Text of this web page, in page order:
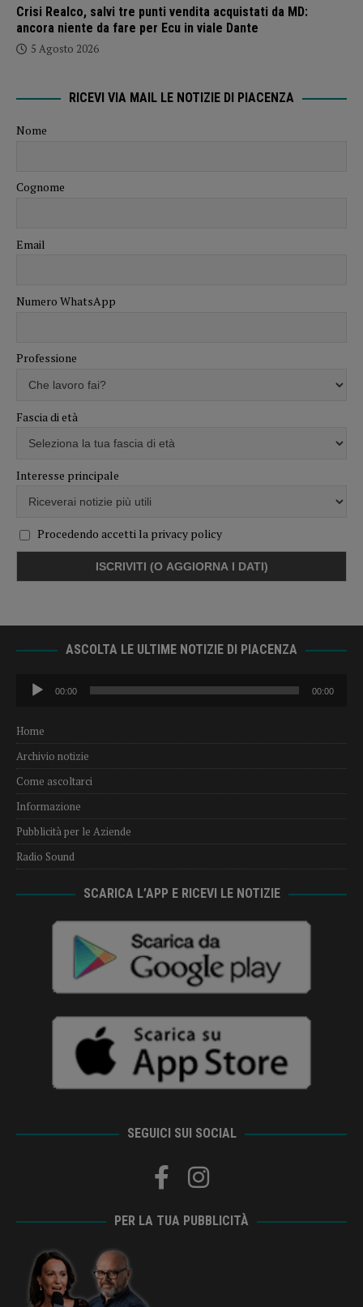
Crisi Realco, salvi tre punti vendita acquistati da MD:
ancora niente da fare per Ecu in viale Dante
5 Agosto 2026
RICEVI VIA MAIL LE NOTIZIE DI PIACENZA
Nome
Cognome
Email
Numero WhatsApp
Professione
Fascia di età
Interesse principale
Procedendo accetti la privacy policy
ASCOLTA LE ULTIME NOTIZIE DI PIACENZA
Audio
Player
00:00 00:00
Home
Archivio notizie
Come ascoltarci
Informazione
Pubblicità per le Aziende
Radio Sound
SCARICA L’APP E RICEVI LE NOTIZIE
SEGUICI SUI SOCIAL
PER LA TUA PUBBLICITÀ